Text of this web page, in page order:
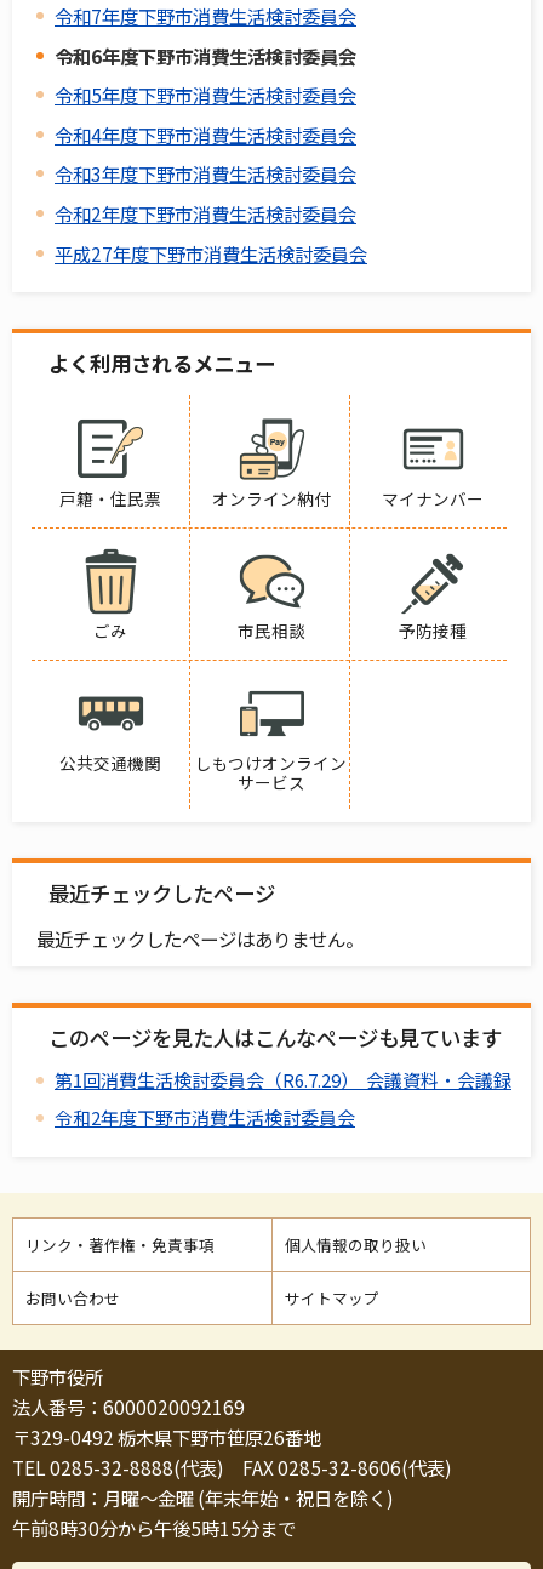
令和7年度下野市消費生活検討委員会
令和6年度下野市消費生活検討委員会
令和5年度下野市消費生活検討委員会
令和4年度下野市消費生活検討委員会
令和3年度下野市消費生活検討委員会
令和2年度下野市消費生活検討委員会
平成27年度下野市消費生活検討委員会
よく利用されるメニュー
戸籍・住民票 オンライン納付 マイナンバー
ごみ 市民相談 予防接種
公共交通機関
しもつけオンライン
サービス
最近チェックしたページ
最近チェックしたページはありません。
このページを見た人はこんなページも見ています
第1回消費生活検討委員会（R6.7.29） 会議資料・会議録
令和2年度下野市消費生活検討委員会
リンク・著作権・免責事項 個人情報の取り扱い
お問い合わせ サイトマップ
下野市役所
法人番号：6000020092169
〒329-0492 栃木県下野市笹原26番地
TEL 0285-32-8888(代表) FAX 0285-32-8606(代表)
開庁時間：月曜～金曜 (年末年始・祝日を除く)
午前8時30分から午後5時15分まで